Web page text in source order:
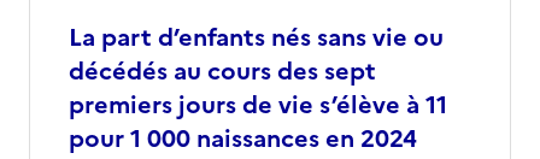
La part d’enfants nés sans vie ou
décédés au cours des sept
premiers jours de vie s’élève à 11
pour 1 000 naissances en 2024